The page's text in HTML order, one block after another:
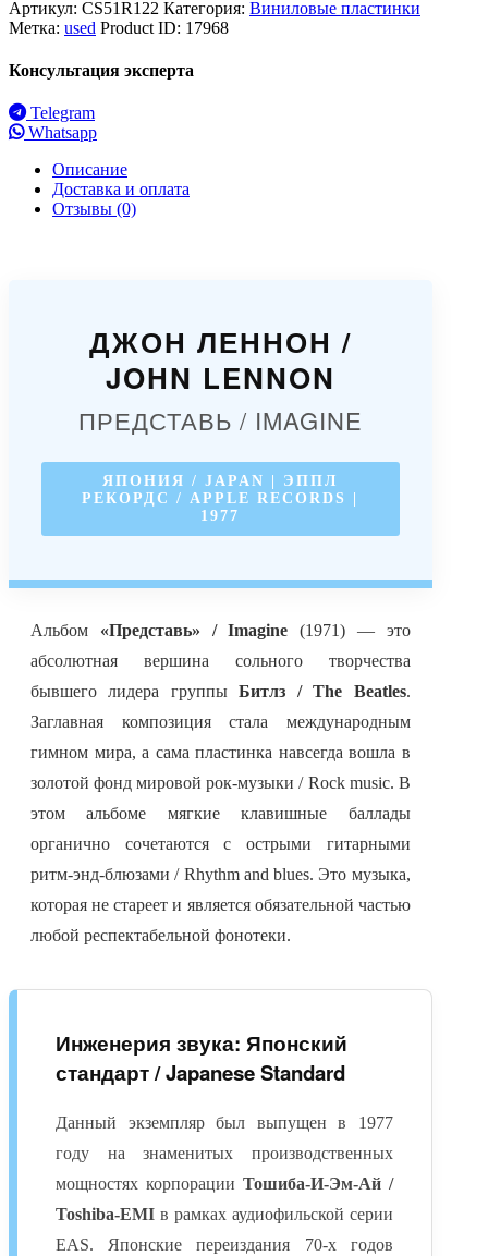
Артикул: CS51R122 Категория: Виниловые пластинки
Метка: used Product ID: 17968
Консультация эксперта
Telegram
Whatsapp
Описание
Доставка и оплата
Отзывы (0)
ДЖОН ЛЕННОН /
JOHN LENNON
ПРЕДСТАВЬ / IMAGINE
ЯПОНИЯ / JAPAN | ЭППЛ
РЕКОРДС / APPLE RECORDS |
1977
Альбом «Представь» / Imagine (1971) — это
абсолютная вершина сольного творчества
бывшего лидера группыБитлз / The Beatles.
Заглавная композиция стала международным
гимном мира, а сама пластинка навсегда вошла в
золотой фонд мировой рок-музыки / Rock music. В
этом альбоме мягкие клавишные баллады
органично сочетаются с острыми гитарными
ритм-энд-блюзами / Rhythm and blues. Это музыка,
которая не стареет и является обязательной частью
любой респектабельной фонотеки.
Инженерия звука: Японский
стандарт / Japanese Standard
Данный экземпляр был выпущен в 1977
году на знаменитых производственных
мощностях корпорации Тошиба-И-Эм-Ай /
Toshiba-EMI в рамках аудиофильской серии
EAS. Японские переиздания 70-х годов